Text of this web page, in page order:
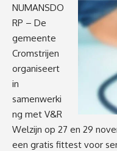
NUMANSDO
RP – De
gemeente
Cromstrijen
organiseert
in
samenwerki
ng met V&R
Welzijn op 27 en 29
een gratis fittest voor